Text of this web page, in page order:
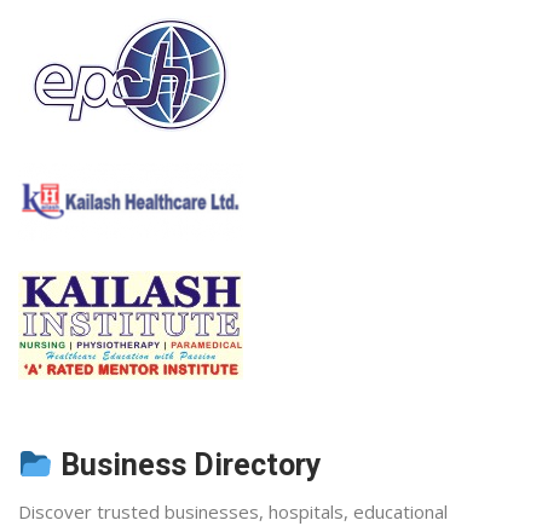
Business Directory
Discover trusted businesses, hospitals, educational